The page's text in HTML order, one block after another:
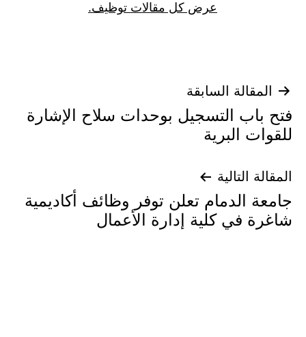
عرض كل مقالات توظيف.
تصفّح
المقالات
المقالة السابقة
فتح باب التسجيل بوحدات سلاح الإشارة
للقوات البرية
المقالة التالية
جامعة الدمام تعلن توفر وظائف أكاديمية
شاغرة في كلية إدارة الأعمال